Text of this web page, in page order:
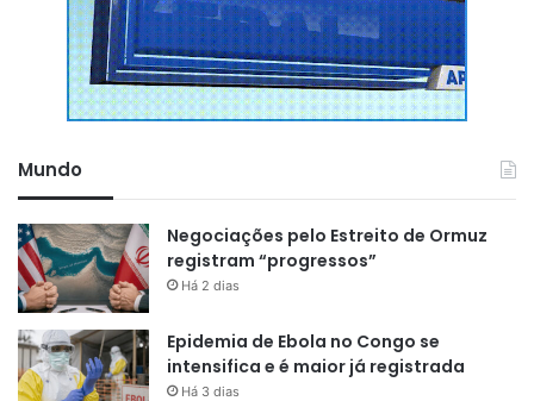
Mundo
Negociações pelo Estreito de Ormuz
registram “progressos”
Há 2 dias
Epidemia de Ebola no Congo se
intensifica e é maior já registrada
Há 3 dias